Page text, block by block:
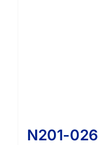
N201-026